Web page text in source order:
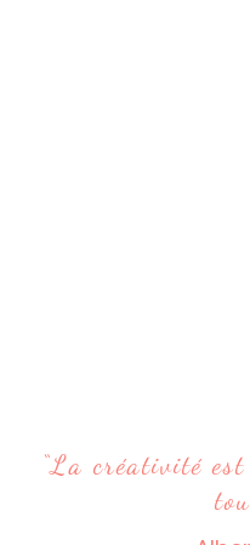
“La créativité